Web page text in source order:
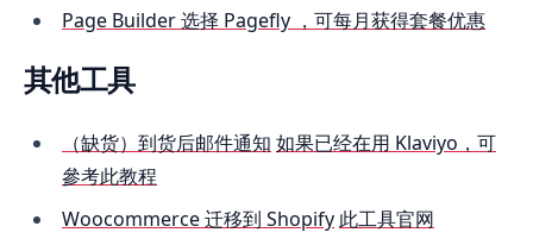
评论 Widget 组件代码
Page Builder 选择 Pagefly ，可每月获得套餐优惠
其他工具
（缺货）到货后邮件通知 如果已经在用 Klaviyo，可
參考此教程
Woocommerce 迁移到 Shopify 此工具官网